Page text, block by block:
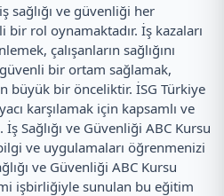
sağlığı ve güvenliği her
rol oynamaktadır. İş kazaları
çalışanların sağlığını
bir ortam sağlamak,
büyük bir önceliktir. İSG Türkiye
karşılamak için kapsamlı ve
Sağlığı ve Güvenliği ABC Kursu
ve uygulamaları öğrenmenizi
ve Güvenliği ABC Kursu
işbirliğiyle sunulan bu eğitim